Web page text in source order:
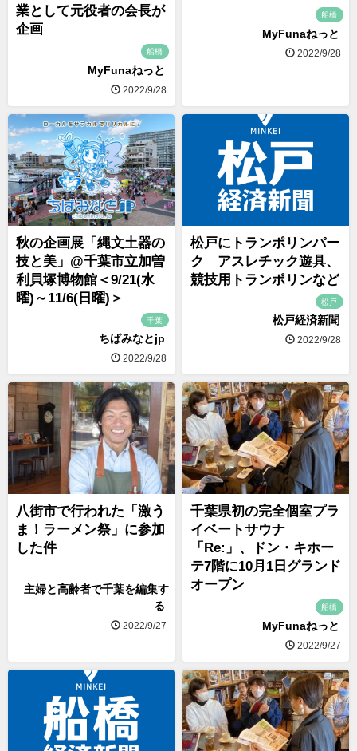
業として元役者の会長が
企画
船橋
MyFunaねっと
2022/9/28
船橋
MyFunaねっと
2022/9/28
秋の企画展「縄文土器の
技と美」@千葉市立加曽
利貝塚博物館＜9/21(水
曜)～11/6(日曜)＞
千葉
ちばみなとjp
2022/9/28
松戸にトランポリンパー
ク アスレチック遊具、
競技用トランポリンなど
松戸
松戸経済新聞
2022/9/28
八街市で行われた「激う
ま！ラーメン祭」に参加
した件
主婦と高齢者で千葉を編集す
る
2022/9/27
千葉県初の完全個室プラ
イベートサウナ
「Re:」、ドン・キホー
テ7階に10月1日グランド
オープン
船橋
MyFunaねっと
2022/9/27